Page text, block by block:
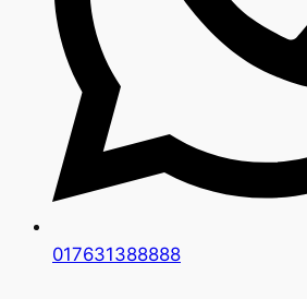
017631388888